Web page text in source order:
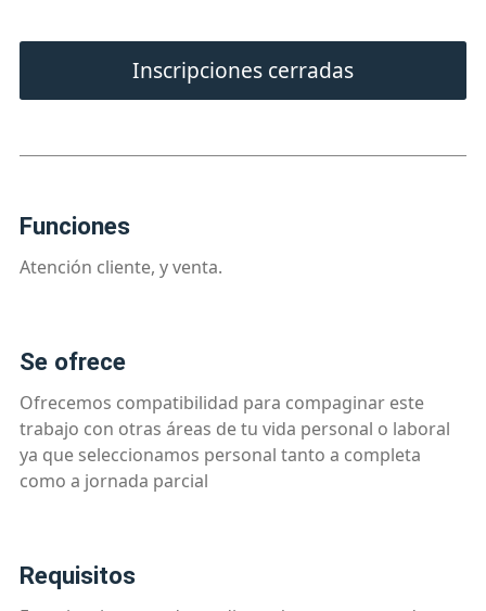
Inscripciones cerradas
funciones
Atención cliente, y venta.
se ofrece
Ofrecemos compatibilidad para compaginar este
trabajo con otras áreas de tu vida personal o laboral
ya que seleccionamos personal tanto a completa
como a jornada parcial
requisitos